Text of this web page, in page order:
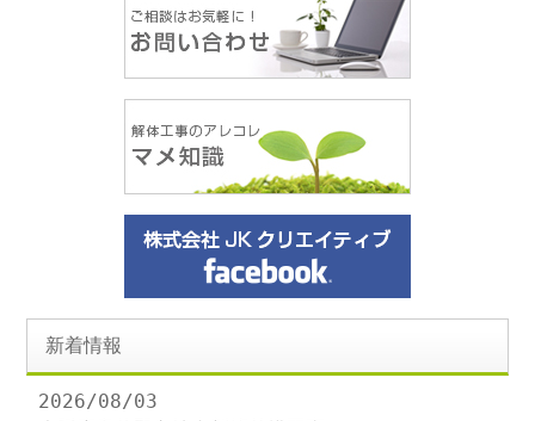
新着情報
2026/08/03